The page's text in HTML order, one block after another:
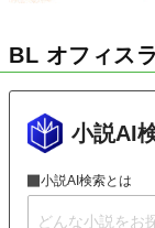
BL オフィス
小説AI
小説AI検索とは